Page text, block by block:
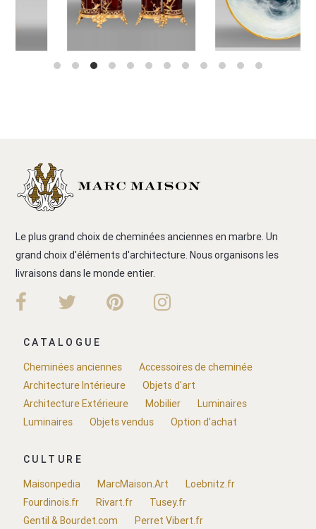
Le plus grand choix de cheminées anciennes en marbre. Un
grand choix d'éléments d'architecture. Nous organisons les
livraisons dans le monde entier.
CATALOGUE
Cheminées anciennes
Accessoires de cheminée
Architecture Intérieure
Objets d'art
Architecture Extérieure
Mobilier
Luminaires
Luminaires
Objets vendus Option d'achat
CULTURE
Maisonpedia
MarcMaison.Art
Loebnitz.fr
Fourdinois.fr
Rivart.fr
Tusey.fr
Gentil & Bourdet.com
Perret Vibert.fr